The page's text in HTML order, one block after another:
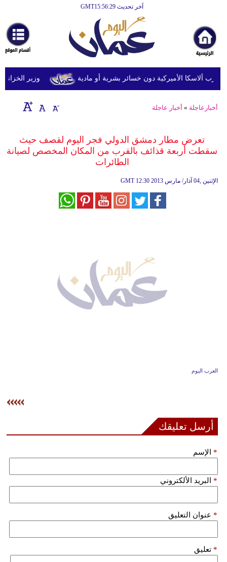
آخر تحديث GMT15:56:29
أخبارعاجلة
رياضة
ثقافة
إقتصاد
وموسيقى
بيئة
وزير الخزانة
أخبارعاجلة » أخبار عاجلة
تعرض مطار دمشق الدولي فجر اليوم لقصف حيث
سقطت أربعة قذائف بالقرب من المكان المخصص لصيانة
الطائرات
GMT 12:30 2013 الإثنين ,04 آذار/ مارس
العرب اليوم
أرسل تعليقك
الإسم *
البريد الألكتروني *
عنوان التعليق *
تعليق *